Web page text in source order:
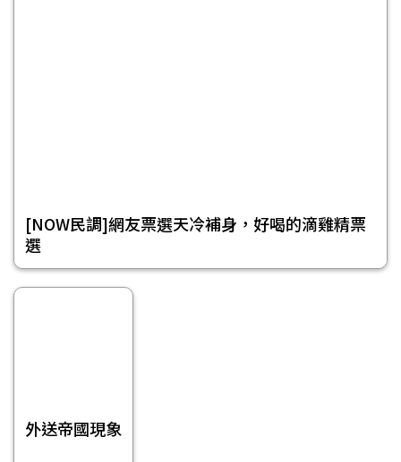
[NOW民調]網友票選天冷補身，好喝的滴雞精票
選
外送帝國現象